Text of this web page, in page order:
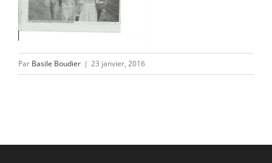
L’ASSOCIATION
CONTACT/ACCÈS
Par Basile Boudier | 23 janvier, 2016